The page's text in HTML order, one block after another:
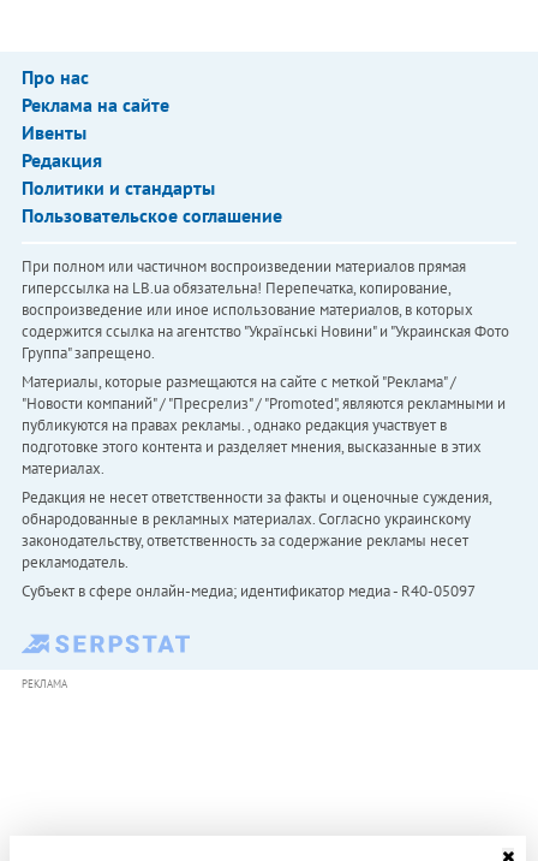
Про нас
Реклама на сайте
Ивенты
Редакция
Политики и стандарты
Пользовательское соглашение
При полном или частичном воспроизведении материалов прямая
гиперссылка на LB.ua обязательна! Перепечатка, копирование,
воспроизведение или иное использование материалов, в которых
содержится ссылка на агентство "Українськi Новини" и "Украинская Фото
Группа" запрещено.
Материалы, которые размещаются на сайте с меткой "Реклама" /
"Новости компаний" / "Пресрелиз" / "Promoted", являются рекламными и
публикуются на правах рекламы. , однако редакция участвует в
подготовке этого контента и разделяет мнения, высказанные в этих
материалах.
Редакция не несет ответственности за факты и оценочные суждения,
обнародованные в рекламных материалах. Согласно украинскому
законодательству, ответственность за содержание рекламы несет
рекламодатель.
Субъект в сфере онлайн-медиа; идентификатор медиа - R40-05097
РЕКЛАМА